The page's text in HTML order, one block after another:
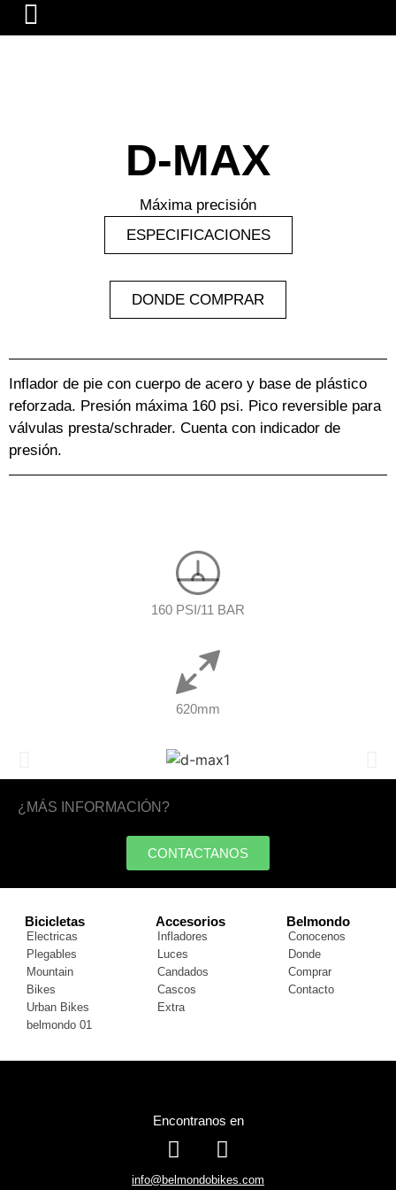
D-MAX
Máxima precisión
ESPECIFICACIONES
DONDE COMPRAR
Inflador de pie con cuerpo de acero y base de plástico
reforzada. Presión máxima 160 psi. Pico reversible para
válvulas presta/schrader. Cuenta con indicador de
presión.
160 PSI/11 BAR
620mm
¿MÁS INFORMACIÓN?
CONTACTANOS
Bicicletas
Electricas
Plegables
Mountain
Bikes
Urban Bikes
belmondo 01
Accesorios
Infladores
Luces
Candados
Cascos
Extra
Belmondo
Conocenos
Donde
Comprar
Contacto
Encontranos en
info@belmondobikes.com